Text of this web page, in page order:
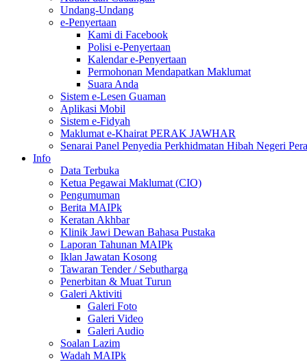
Undang-Undang
e-Penyertaan
Kami di Facebook
Polisi e-Penyertaan
Kalendar e-Penyertaan
Permohonan Mendapatkan Maklumat
Suara Anda
Sistem e-Lesen Guaman
Aplikasi Mobil
Sistem e-Fidyah
Maklumat e-Khairat PERAK JAWHAR
Senarai Panel Penyedia Perkhidmatan Hibah Negeri
Info
Data Terbuka
Ketua Pegawai Maklumat (CIO)
Pengumuman
Berita MAIPk
Keratan Akhbar
Klinik Jawi Dewan Bahasa Pustaka
Laporan Tahunan MAIPk
Iklan Jawatan Kosong
Tawaran Tender / Sebutharga
Penerbitan & Muat Turun
Galeri Aktiviti
Galeri Foto
Galeri Video
Galeri Audio
Soalan Lazim
Wadah MAIPk